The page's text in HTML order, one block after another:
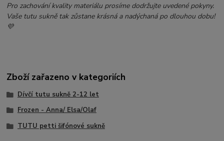
Pro zachování kvality materiálu prosíme dodržujte uvedené pokyny.
Vaše tutu sukně tak zůstane krásná a nadýchaná po dlouhou dobu!
💜
Zboží zařazeno v kategoriích
Dívčí tutu sukně 2-12 let
Frozen - Anna/ Elsa/Olaf
TUTU petti šifónové sukně